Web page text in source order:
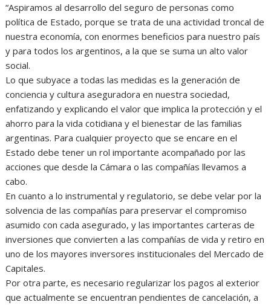
“Aspiramos al desarrollo del seguro de personas como
política de Estado, porque se trata de una actividad troncal de
nuestra economía, con enormes beneficios para nuestro país
y para todos los argentinos, a la que se suma un alto valor
social.
Lo que subyace a todas las medidas es la generación de
conciencia y cultura aseguradora en nuestra sociedad,
enfatizando y explicando el valor que implica la protección y el
ahorro para la vida cotidiana y el bienestar de las familias
argentinas. Para cualquier proyecto que se encare en el
Estado debe tener un rol importante acompañado por las
acciones que desde la Cámara o las compañías llevamos a
cabo.
En cuanto a lo instrumental y regulatorio, se debe velar por la
solvencia de las compañías para preservar el compromiso
asumido con cada asegurado, y las importantes carteras de
inversiones que convierten a las compañías de vida y retiro en
uno de los mayores inversores institucionales del Mercado de
Capitales.
Por otra parte, es necesario regularizar los pagos al exterior
que actualmente se encuentran pendientes de cancelación, a